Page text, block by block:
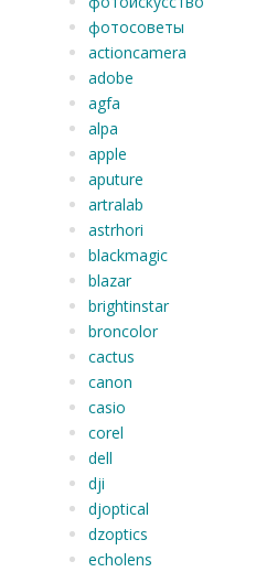
фотосоветы
actioncamera
adobe
agfa
alpa
apple
aputure
artralab
astrhori
blackmagic
blazar
brightinstar
broncolor
cactus
canon
casio
corel
dell
dji
djoptical
dzoptics
echolens